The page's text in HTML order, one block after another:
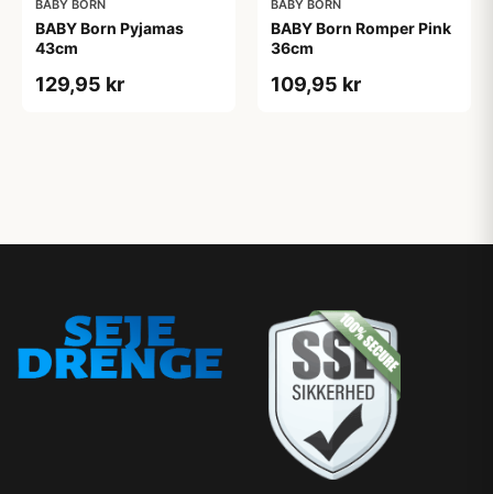
BABY BORN
BABY Born Pyjamas
43cm
129,95 kr
BABY BORN
BABY Born Romper Pink
36cm
109,95 kr